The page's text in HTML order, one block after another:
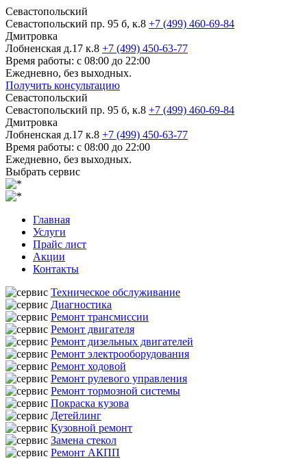
Севастопольский
Севастопольский пр. 95 б, к.8 +7 (499) 460-69-84
Дмитровка
Лобненская д.17 к.8 +7 (499) 450-63-77
Время работы: с 08:00 до 22:00
Ежедневно, без выходных.
Получить консультацию
Севастопольский
Севастопольский пр. 95 б, к.8 +7 (499) 460-69-84
Дмитровка
Лобненская д.17 к.8 +7 (499) 450-63-77
Время работы: с 08:00 до 22:00
Ежедневно, без выходных.
Выбрать сервис
Главная
Услуги
Прайс лист
Акции
Контакты
Техническое обслуживание
Диагностика
Ремонт трансмиссии
Ремонт двигателя
Ремонт дизельных двигателей
Ремонт электрооборудования
Ремонт ходовой
Ремонт рулевого управления
Ремонт тормозной системы
Покраска кузова
Детейлинг
Кузовной ремонт
Замена стекол
Ремонт АКПП